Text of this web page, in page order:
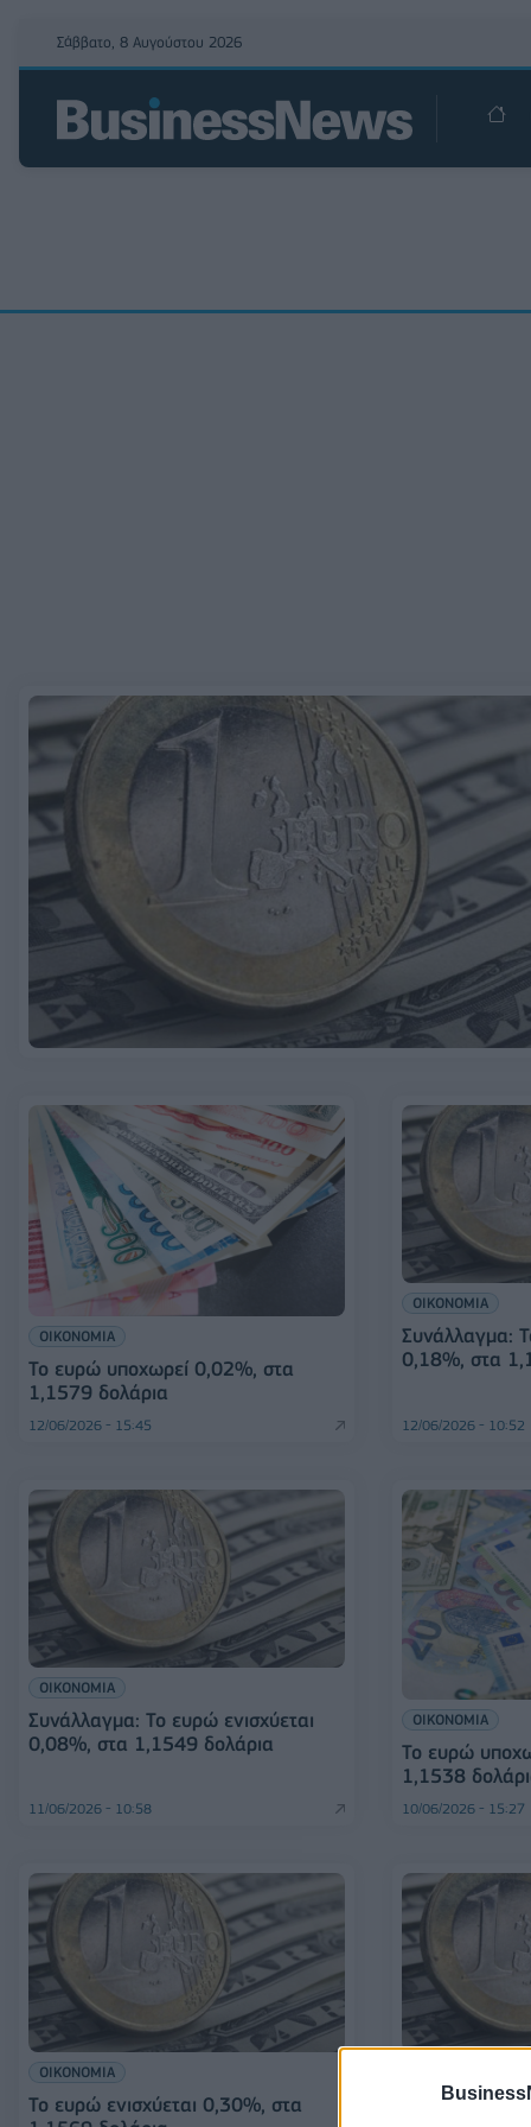
Σάββατο, 8 Αυγούστου 2026
ΟΙΚΟΝΟΜΙΑ
Το ευρώ υποχωρεί 0,02%, στα
1,1579 δολάρια
12/06/2026 - 15:45
ΟΙΚΟΝΟΜΙΑ
Συνάλλαγμα:
0,18%, στα
12/06/2026 - 10:52
ΟΙΚΟΝΟΜΙΑ
Συνάλλαγμα: Το ευρώ ενισχύεται
0,08%, στα 1,1549 δολάρια
11/06/2026 - 10:58
ΟΙΚΟΝΟΜΙΑ
Το ευρώ
1,1538
10/06/2026 - 15:27
ΟΙΚΟΝΟΜΙΑ
Το ευρώ ενισχύεται 0,30%, στα
Συνάλλαγμα: